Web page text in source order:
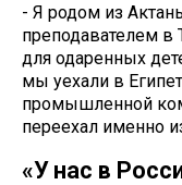
- Я родом из
преподавателем в
для одаренных
мы уехали в
промышленной
переехал именно
«У нас в